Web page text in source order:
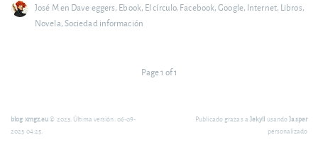
José Men Dave eggers, Ebook, El círculo, Facebook,Google, Internet, Libros,
Novela,Sociedad información
Page 1 of 1
blog xmgz.eu© 2023. Última versión: 06-09-
2023 04:25.
Publicado grazas a Jekyll usandoJasper
personalizado